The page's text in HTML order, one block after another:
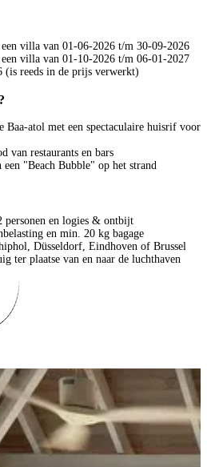
villa van 01-06-2026 t/m 30-09-2026
villa van 01-10-2026 t/m 06-01-2027
(is reeds in de prijs verwerkt)
Baa-atol met een spectaculaire huisrif voor
van restaurants en bars
"Beach Bubble" op het strand
personen en logies & ontbijt
en min. 20 kg bagage
Düsseldorf, Eindhoven of Brussel
ter plaatse van en naar de luchthaven